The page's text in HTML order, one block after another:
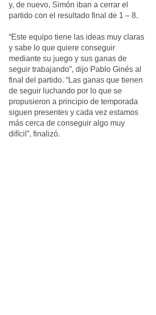
y, de nuevo, Simón iban a cerrar el
partido con el resultado final de 1 – 8.
“Este equipo tiene las ideas muy claras
y sabe lo que quiere conseguir
mediante su juego y sus ganas de
seguir trabajando”, dijo Pablo Ginés al
final del partido. “Las ganas que tienen
de seguir luchando por lo que se
propusieron a principio de temporada
siguen presentes y cada vez estamos
más cerca de conseguir algo muy
difícil”, finalizó.